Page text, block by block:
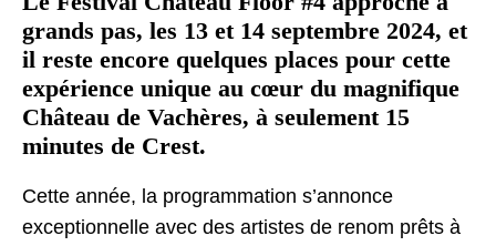
grands pas, les 13 et 14 septembre 2024, et
il reste encore quelques places pour cette
expérience unique au cœur du magnifique
Château de Vachères, à seulement 15
minutes de Crest.
Cette année, la programmation s’annonce
exceptionnelle avec des artistes de renom prêts à